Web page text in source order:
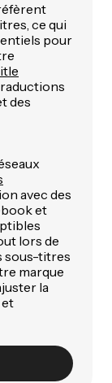
ce qui
pour
des
avec des
et
lors de
sous-titres
marque
la
et